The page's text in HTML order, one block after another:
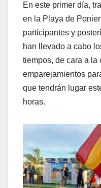
En este primer día,
en la Playa de
participantes y
han llevado a cabo
tiempos, de cara a la
emparejamientos
que tendrán lugar
horas.